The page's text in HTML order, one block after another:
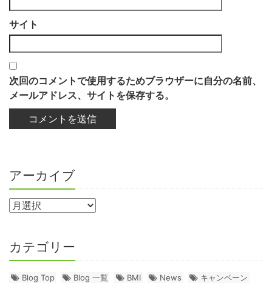
サイト
次回のコメントで使用するためブラウザーに自分の名前、
メールアドレス、サイトを保存する。
アーカイブ
カテゴリー
Blog Top Blog 一覧 BMI News
キャンペーン